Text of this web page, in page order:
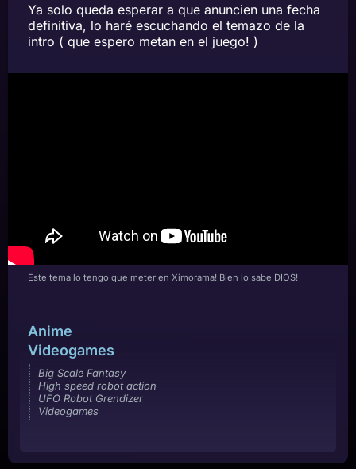
Ya solo queda esperar a que anuncien una fecha
definitiva, lo haré escuchando el temazo de la
intro ( que espero metan en el juego! )
Este tema lo tengo que meter en Ximorama! Bien lo sabe DIOS!
Anime
Videogames
Big Scale Fantasy
High speed robot action
UFO Robot Grendizer
Videogames